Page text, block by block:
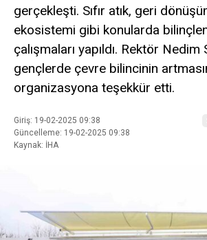
gerçekleşti. Sıfır atık, geri
ekosistemi gibi konularda
çalışmaları yapıldı. Rektör Nedim
gençlerde çevre bilincinin
organizasyona teşekkür etti.
Giriş: 19-02-2025 09:38
Güncelleme: 19-02-2025 09:38
Kaynak: İHA